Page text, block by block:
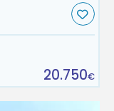
20.750€